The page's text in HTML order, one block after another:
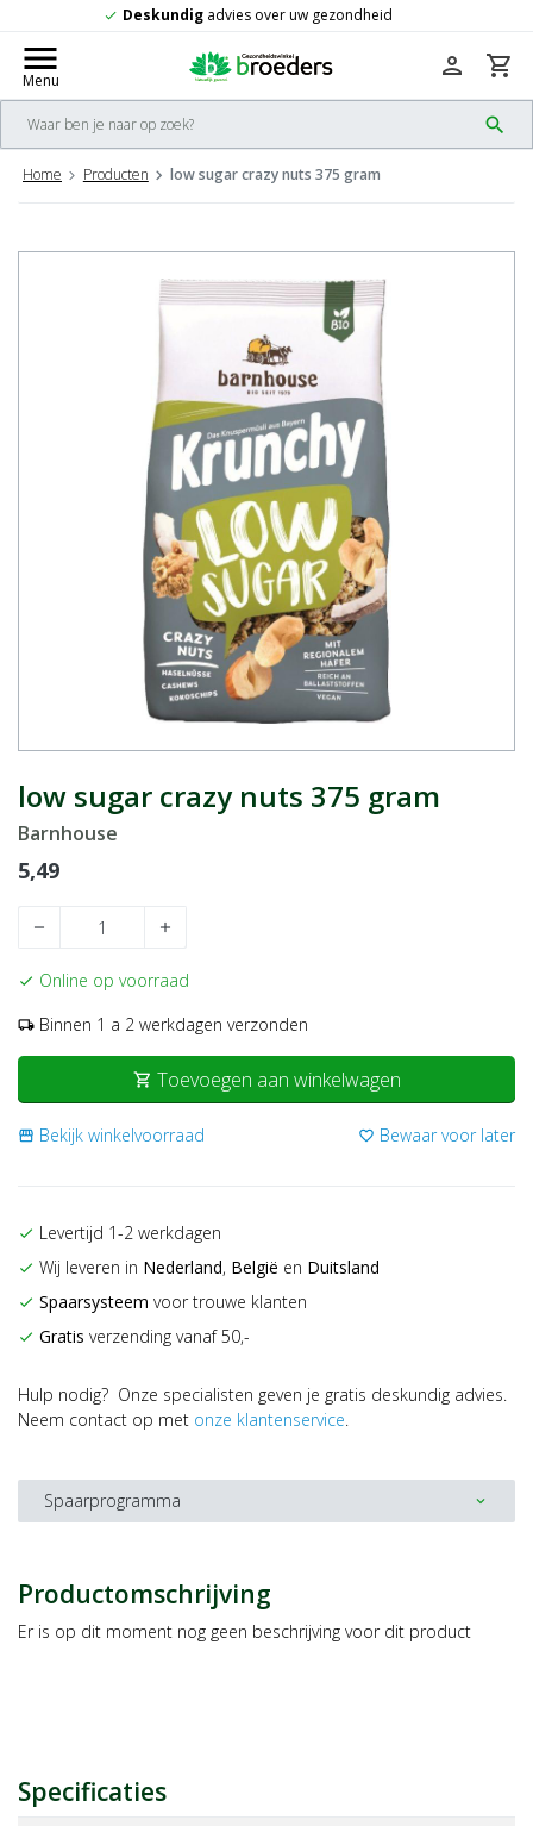
check Gratisverzending vanaf 50,-
menu
Menu
search
person shopping_cart
Home Producten low sugar crazy nuts 375 gram
low sugar crazy nuts 375 gram
Barnhouse
5,49
remove add
check Online op voorraad
local_shipping Binnen 1 a 2 werkdagen verzonden
shopping_cart Toevoegen aan winkelwagen
storefront Bekijk winkelvoorraad favorite_border Bewaar voor later
check Levertijd 1-2 werkdagen
check Wij leveren in Nederland, België en Duitsland
check Spaarsysteem voor trouwe klanten
check Gratis verzending vanaf 50,-
Hulp nodig? Onze specialisten geven je gratis deskundig advies.
Neem contact op met onze klantenservice.
Spaarprogramma expand_more
Productomschrijving
Er is op dit moment nog geen beschrijving voor dit product
Specificaties